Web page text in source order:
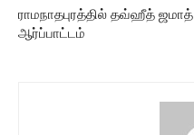
ராமநாதபுரத்தில் தவ்ஹீத் ஜமாத்
ஆர்ப்பாட்டம்